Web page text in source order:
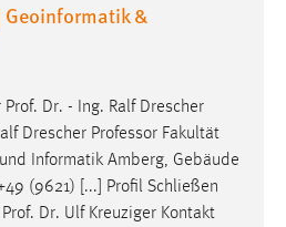
Geoinformatik &
Dr. - Ing. Ralf Drescher
Drescher Professor Fakultät
Informatik Amberg, Gebäude
(9621) [...] Profil Schließen
Dr. Ulf Kreuziger Kontakt
um sich an der Website